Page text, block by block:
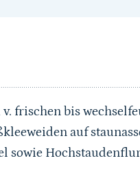
frischen bis
auf
sowie